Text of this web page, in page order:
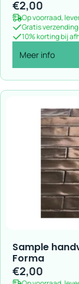
€2,00
Op voorraad,
Gratis
10% korting bij
Meer info
Sample
Forma
€2,00